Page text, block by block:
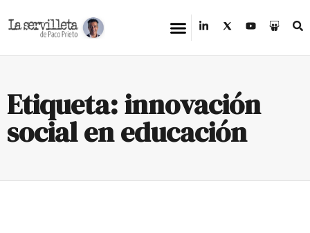
Etiqueta: innovación
social en educación